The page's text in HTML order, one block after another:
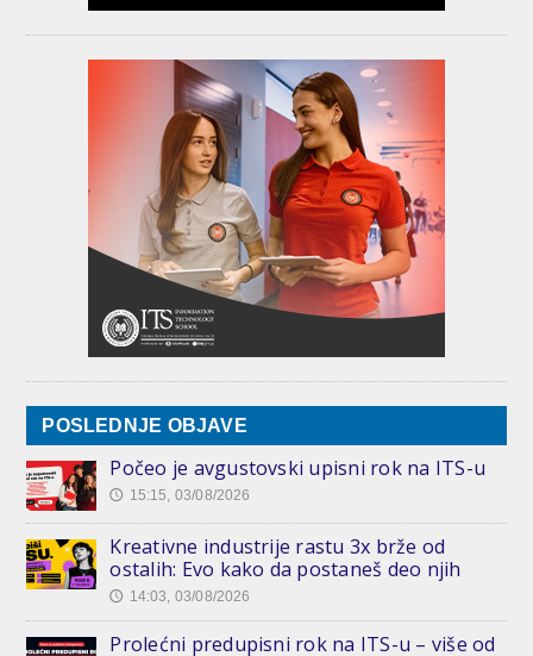
POSLEDNJE OBJAVE
Počeo je avgustovski upisni rok na ITS-u
🕔 15:15, 03/08/2026
Kreativne industrije rastu 3x brže od
ostalih: Evo kako da postaneš deo njih
🕔 14:03, 03/08/2026
Prolećni predupisni rok na ITS-u – više od